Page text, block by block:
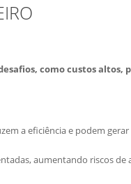
como custos altos,
a eficiência e podem
aumentando riscos de